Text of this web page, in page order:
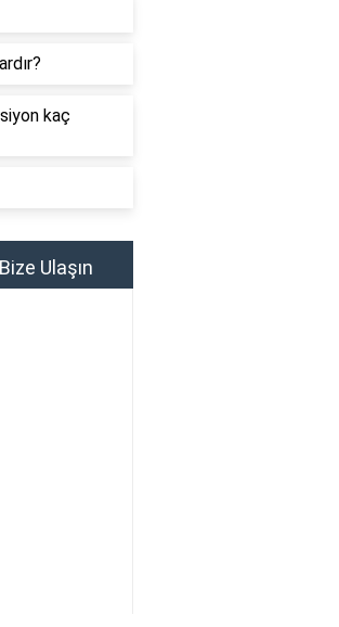
kaç
Bize Ulaşın